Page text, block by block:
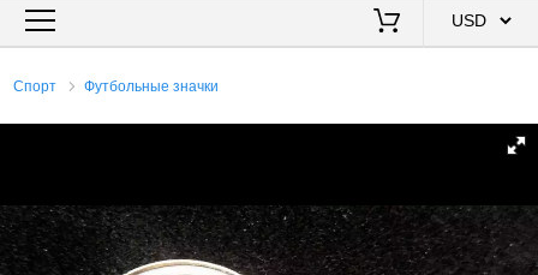
Искать также в описании
Спорт Футбольные значки